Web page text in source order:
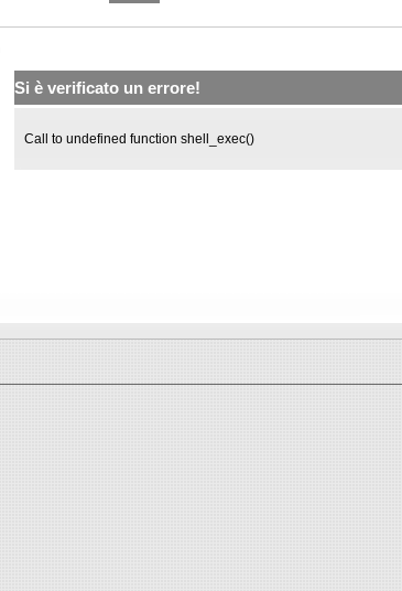
Si è verificato un errore!
Call to undefined function shell_exec()